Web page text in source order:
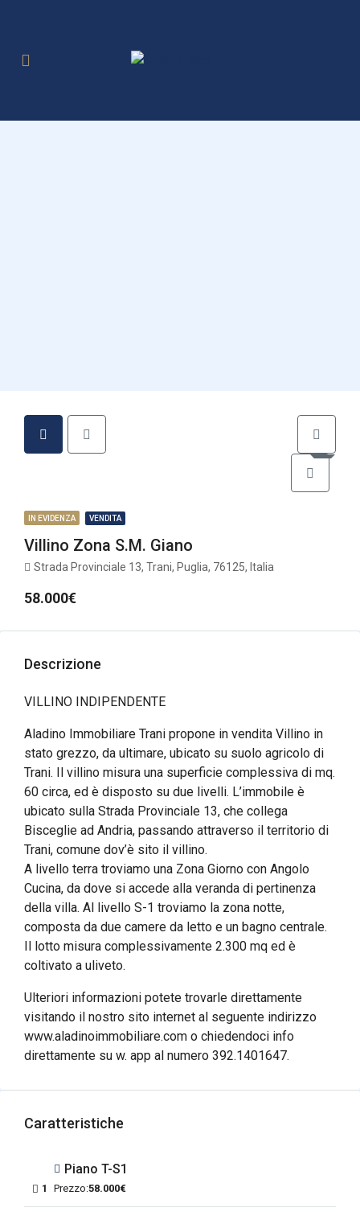
IN EVIDENZA VENDITA
Villino Zona S.M. Giano
Strada Provinciale 13, Trani, Puglia, 76125, Italia
58.000€
Descrizione
VILLINO INDIPENDENTE
Aladino Immobiliare Trani propone in vendita Villino in
stato grezzo, da ultimare, ubicato su suolo agricolo di
Trani. Il villino misura una superficie complessiva di mq.
60 circa, ed è disposto su due livelli. L’immobile è
ubicato sulla Strada Provinciale 13, che collega
Bisceglie ad Andria, passando attraverso il territorio di
Trani, comune dov’è sito il villino.
A livello terra troviamo una Zona Giorno con Angolo
Cucina, da dove si accede alla veranda di pertinenza
della villa. Al livello S-1 troviamo la zona notte,
composta da due camere da letto e un bagno centrale.
Il lotto misura complessivamente 2.300 mq ed è
coltivato a uliveto.
Ulteriori informazioni potete trovarle direttamente
visitando il nostro sito internet al seguente indirizzo
www.aladinoimmobiliare.com o chiedendoci info
direttamente su w. app al numero 392.1401647.
Caratteristiche
Piano T-S1
1 Prezzo:58.000€